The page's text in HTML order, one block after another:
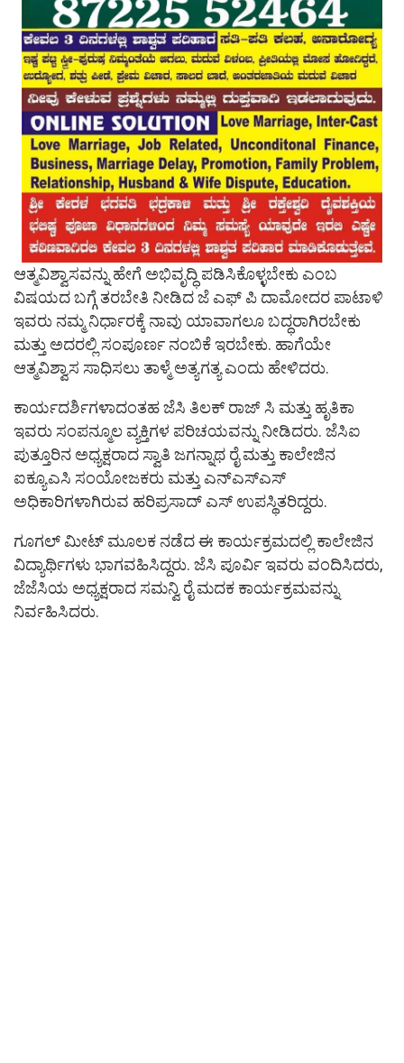
ಆತ್ಮವಿಶ್ವಾಸವನ್ನು ಹೇಗೆ ಅಭಿವೃದ್ಧಿ ಪಡಿಸಿಕೊಳ್ಳಬೇಕು ಎಂಬ
ವಿಷಯದ ಬಗ್ಗೆ ತರಬೇತಿ ನೀಡಿದ ಜೆ ಎಫ್ ಪಿ ದಾಮೋದರ ಪಾಟಾಳಿ
ಇವರು ನಮ್ಮ ನಿರ್ಧಾರಕ್ಕೆ ನಾವು ಯಾವಾಗಲೂ ಬದ್ಧರಾಗಿರಬೇಕು
ಮತ್ತು ಅದರಲ್ಲಿ ಸಂಪೂರ್ಣ ನಂಬಿಕೆ ಇರಬೇಕು. ಹಾಗೆಯೇ
ಆತ್ಮವಿಶ್ವಾಸ ಸಾಧಿಸಲು ತಾಳ್ಮೆ ಅತ್ಯಗತ್ಯ ಎಂದು ಹೇಳಿದರು.
ಕಾರ್ಯದರ್ಶಿಗಳಾದಂತಹ ಜೆಸಿ ತಿಲಕ್ ರಾಜ್ ಸಿ ಮತ್ತು ಹೃತಿಕಾ
ಇವರು ಸಂಪನ್ಮೂಲ ವ್ಯಕ್ತಿಗಳ ಪರಿಚಯವನ್ನು ನೀಡಿದರು. ಜೆಸಿಐ
ಪುತ್ತೂರಿನ ಅಧ್ಯಕ್ಷರಾದ ಸ್ವಾತಿ ಜಗನ್ನಾಥ ರೈ ಮತ್ತು ಕಾಲೇಜಿನ
ಐಕ್ಯೂಎಸಿ ಸಂಯೋಜಕರು ಮತ್ತು ಎನ್ಎಸ್ಎಸ್
ಅಧಿಕಾರಿಗಳಾಗಿರುವ ಹರಿಪ್ರಸಾದ್ ಎಸ್ ಉಪಸ್ಥಿತರಿದ್ದರು.
ಗೂಗಲ್ ಮೀಟ್ ಮೂಲಕ ನಡೆದ ಈ ಕಾರ್ಯಕ್ರಮದಲ್ಲಿ ಕಾಲೇಜಿನ
ವಿದ್ಯಾರ್ಥಿಗಳು ಭಾಗವಹಿಸಿದ್ದರು. ಜೆಸಿ ಪೂರ್ವಿ ಇವರು ವಂದಿಸಿದರು,
ಜೆಜೆಸಿಯ ಅಧ್ಯಕ್ಷರಾದ ಸಮನ್ವಿ ರೈ ಮದಕ ಕಾರ್ಯಕ್ರಮವನ್ನು
ನಿರ್ವಹಿಸಿದರು.